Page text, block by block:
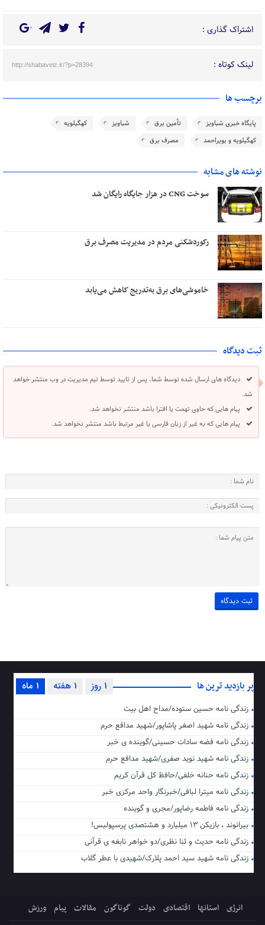
اشتراک گذاری :
لینک کوتاه : http://shabaveiz.ir/?p=28394
برچسب ها
پایگاه خبری شباویز تأمین برق شباویز
کهگیلویه
کهگیلویه و بویراحمد
مصرف برق
نوشته های مشابه
سوخت CNG در هزار جایگاه رایگان شد
رکوردشکنی مردم در مدیریت مصرف برق
خاموشی‌های برق به‌تدریج کاهش می‌یابد
ثبت دیدگاه
دیدگاه های ارسال شده توسط شما، پس از تایید توسط تیم مدیریت در وب منتشر خواهد
شد.
پیام هایی که حاوی تهمت یا افترا باشد منتشر نخواهد شد.
پیام هایی که به غیر از زبان فارسی یا غیر مرتبط باشد منتشر نخواهد شد.
پر بازدید ترین ها 1 ماه 1 هفته 1 روز
زندگی نامه حسین ستوده/مداح اهل بیت
زندگی نامه شهید اصغر پاشاپور/شهید مدافع حرم
زندگی نامه فضه سادات حسینی/گوینده ی خبر
زندگی نامه شهید نوید صفری/شهید مدافع حرم
زندگی نامه حنانه خلفی/حافظ کل قرآن کریم
زندگی نامه میترا لبافی/خبرنگار واحد مرکزی خبر
زندگی نامه فاطمه رضاپور/مجری و گوینده
بیرانوند ، بازیکن ۱۳ میلیارد و هشتصدی پرسپولیس!
زندگی نامه حدیث و ثنا نظری/دو خواهر نابغه ی قرآنی
زندگی نامه شهید سید احمد پلارک/شهیدی با عطر گلاب
انرژی استانها اقتصادی دولت گوناگون مقالات پیام ورزش